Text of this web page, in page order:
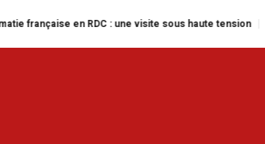
: une visite sous haute tension Goma sous le feu :